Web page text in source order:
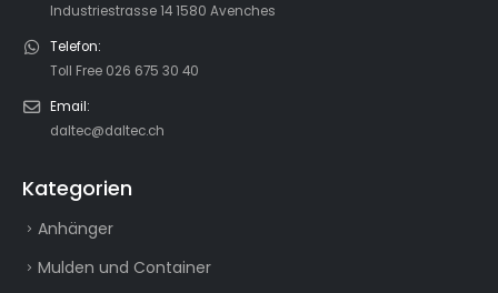
Industriestrasse 14 1580 Avenches
Telefon:
Toll Free 026 675 30 40
Email:
daltec@daltec.ch
Kategorien
Anhänger
Mulden und Container